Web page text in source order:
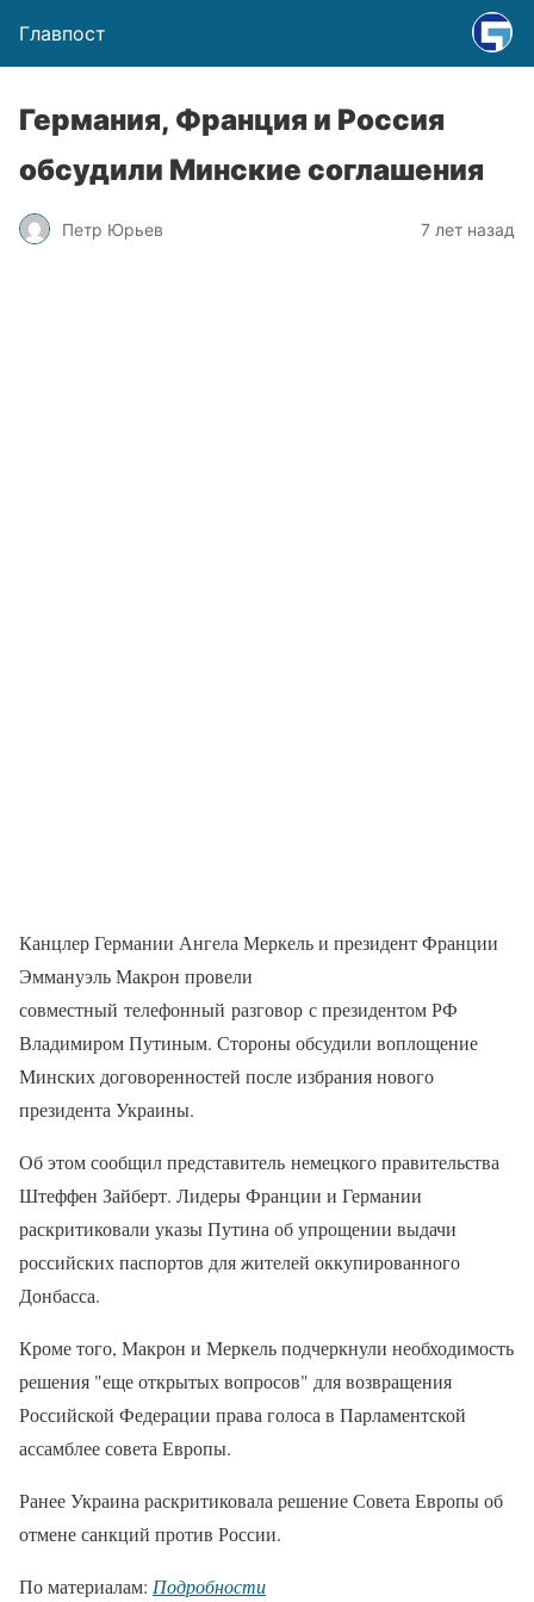
Главпост
Германия, Франция и Россия
обсудили Минские соглашения
Петр Юрьев 7 лет назад
Канцлер Германии Ангела Меркель и президент Франции
Эммануэль Макрон провели
совместный телефонный разговор с президентом РФ
Владимиром Путиным. Стороны обсудили воплощение
Минских договоренностей после избрания нового
президента Украины.
Об этом сообщил представитель немецкого правительства
Штеффен Зайберт. Лидеры Франции и Германии
раскритиковали указы Путина об упрощении выдачи
российских паспортов для жителей оккупированного
Донбасса.
Кроме того, Макрон и Меркель подчеркнули необходимость
решения "еще открытых вопросов" для возвращения
Российской Федерации права голоса в Парламентской
ассамблее совета Европы.
Ранее Украина раскритиковала решение Совета Европы об
отмене санкций против России.
По материалам: Подробности